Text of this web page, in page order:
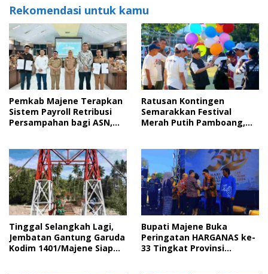
Rekomendasi untuk kamu
Pemkab Majene Terapkan
Sistem Payroll Retribusi
Persampahan bagi ASN,
Ratusan Kontingen
Semarakkan Festival
Merah Putih Pamboang,
Tanah Air
Tinggal Selangkah Lagi,
Jembatan Gantung Garuda
Kodim 1401/Majene Siap
Bupati Majene Buka
Peringatan HARGANAS ke-
33 Tingkat Provinsi